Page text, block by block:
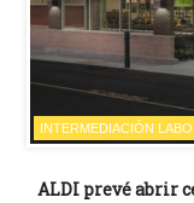
INTERMEDIACIÓN
ALDI prevé abrir